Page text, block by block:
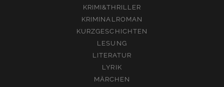
KRIMI&THRILLER
KRIMINALROMAN
KURZGESCHICHTEN
LESUNG
LITERATUR
LYRIK
MÄRCHEN